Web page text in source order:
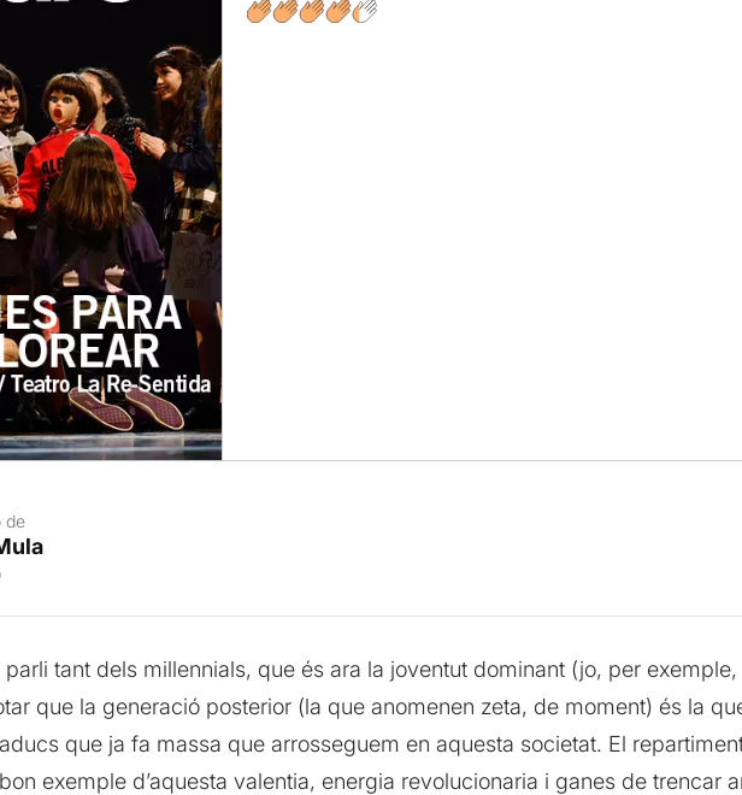
de
tant dels millennials, que és ara la joventut dominant (jo, per
que la generació posterior (la que anomenen zeta, de moment) és la
que ja fa massa que arrosseguem en aquesta societat. El
exemple d’aquesta valentia, energia revolucionaria i ganes de trencar